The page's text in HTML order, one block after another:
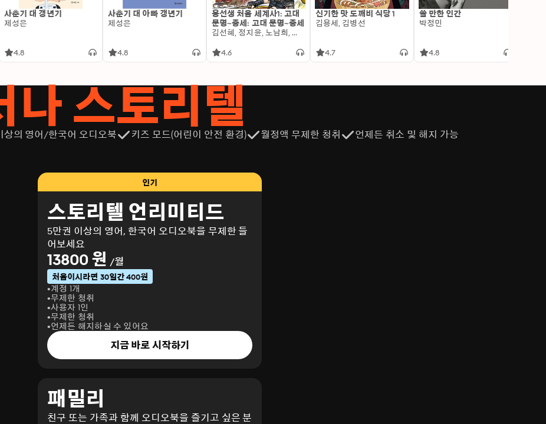
사춘기 대 갱년기
제성은
4.8
사춘기 대 아빠 갱년기
제성은
4.8
용선생 처음 세계사1: 고대
문명~중세: 고대 문명~중세
김선혜, 정지윤, 노남희, 뭉선생, 윤효식, 이우일, 김선빈, 사회평론 역사연구소
4.6
신기한 맛 도깨비 식당 1
김용세, 김병선
4.7
쓸 만한 인간
박정민
4.8
나 스토리텔
상의 영어/한국어 오디오북 키즈 모드(어린이 안전 환경) 월정액 무제한 청취
언제든 취소 및 해지 가능
인기
스토리텔 언리미티드
5만권 이상의 영어, 한국어 오디오북을 무제한 들
어보세요
13800 원 /월
처음이시라면 30일간 400원
계정 1개
무제한 청취
사용자 1인
무제한 청취
언제든 해지하실 수 있어요
지금 바로 시작하기
패밀리
친구 또는 가족과 함께 오디오북을 즐기고 싶은 분